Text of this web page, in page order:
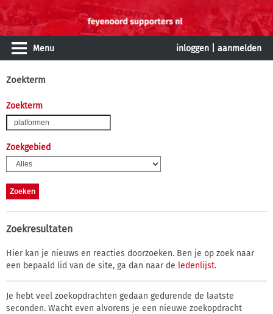
Menu inloggen aanmelden
Zoekterm
Zoekterm
Zoekgebied
Zoekresultaten
Hier kan je nieuws en reacties doorzoeken. Ben je op zoek naar
een bepaald lid van de site, ga dan naar de ledenlijst.
Je hebt veel zoekopdrachten gedaan gedurende de laatste
seconden. Wacht even alvorens je een nieuwe zoekopdracht